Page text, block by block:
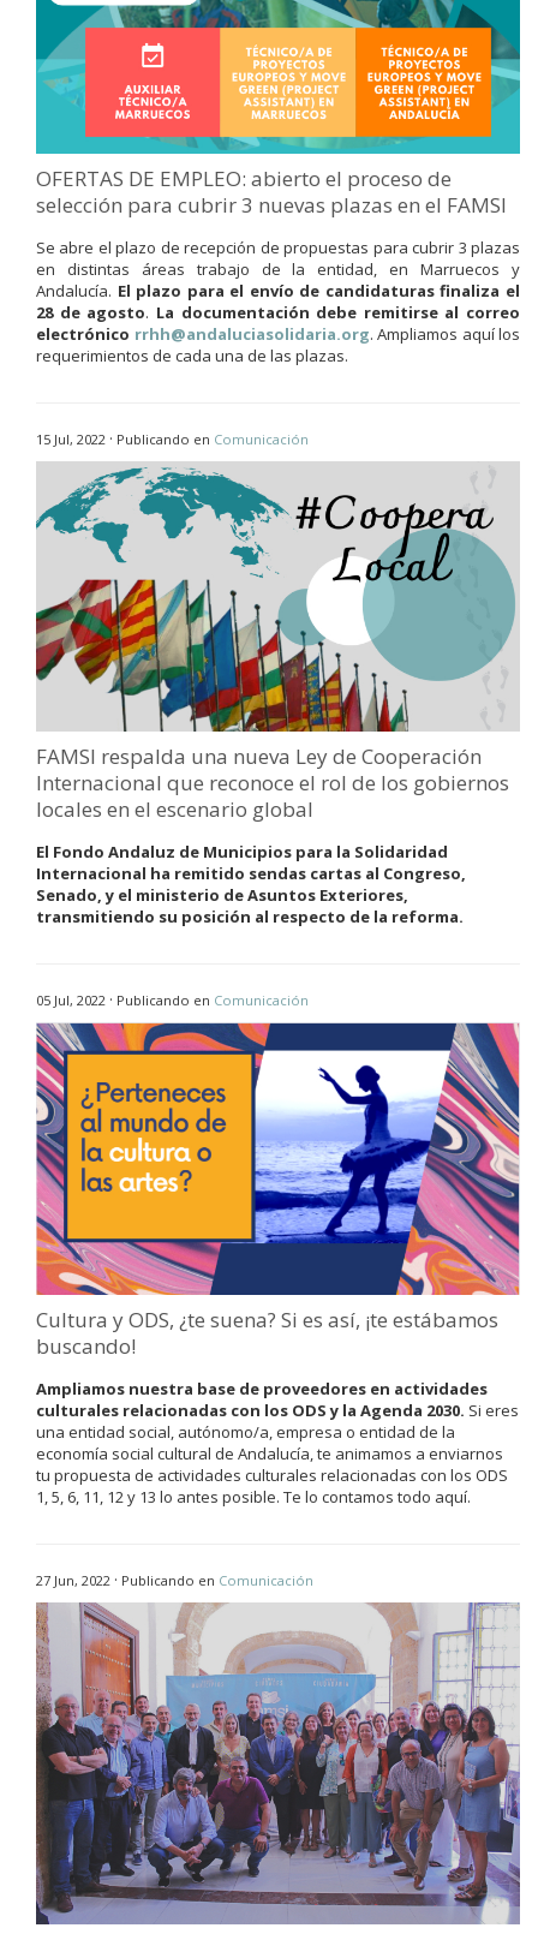
OFERTAS DE EMPLEO: abierto el proceso de
selección para cubrir 3 nuevas plazas en el FAMSI
Se abre el plazo de recepción de propuestas para cubrir 3 plazas
en distintas áreas trabajo de la entidad, en Marruecos y
Andalucía. El plazo para el envío de candidaturas finaliza el
28 de agosto. La documentación debe remitirse al correo
electrónico rrhh@andaluciasolidaria.org. Ampliamos aquí los
requerimientos de cada una de las plazas.
15 Jul, 2022 · Publicando en Comunicación
FAMSI respalda una nueva Ley de Cooperación
Internacional que reconoce el rol de los gobiernos
locales en el escenario global
El Fondo Andaluz de Municipios para la Solidaridad
Internacional ha remitido sendas cartas al Congreso,
Senado, y el ministerio de Asuntos Exteriores,
transmitiendo su posición al respecto de la reforma.
05 Jul, 2022 · Publicando en Comunicación
Cultura y ODS, ¿te suena? Si es así, ¡te estábamos
buscando!
Ampliamos nuestra base de proveedores en actividades
culturales relacionadas con los ODS y la Agenda 2030. Si eres
una entidad social, autónomo/a, empresa o entidad de la
economía social cultural de Andalucía, te animamos a enviarnos
tu propuesta de actividades culturales relacionadas con los ODS
1, 5, 6, 11, 12 y 13 lo antes posible. Te lo contamos todo aquí.
27 Jun, 2022 · Publicando en Comunicación